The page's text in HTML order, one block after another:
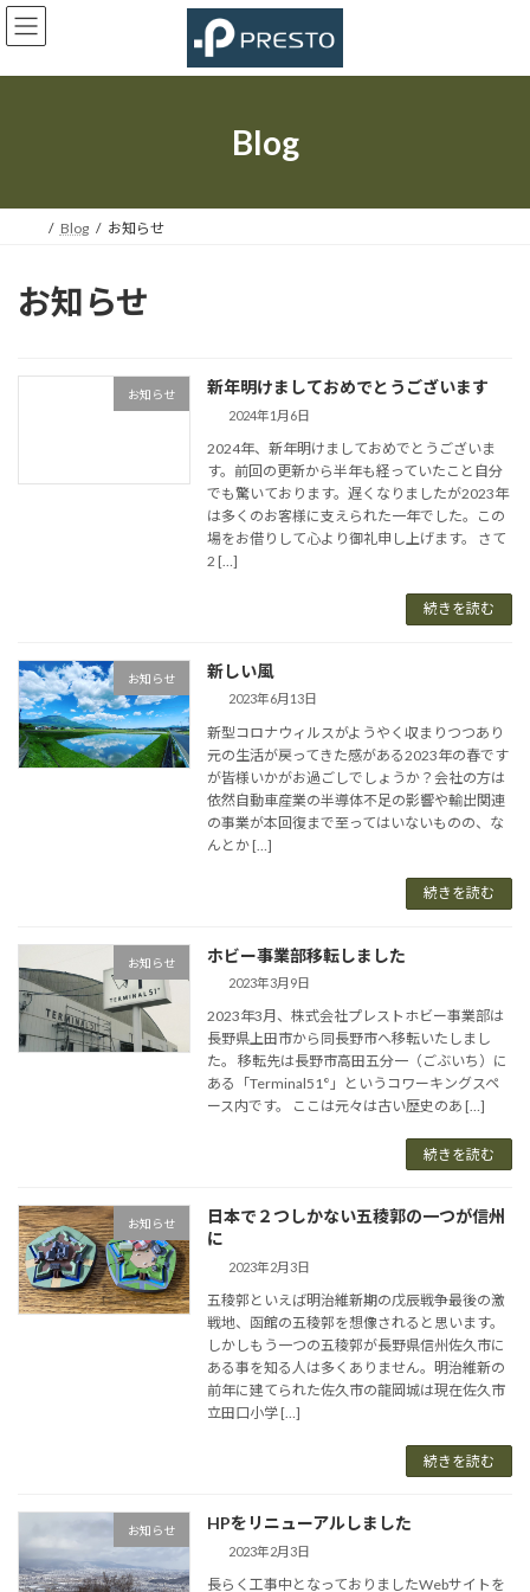
コ
ン
ン
ナ
ビ
ー
Blog
Blog お知らせ
お知らせ
お知らせ 新年明けましておめでとうございます
2024年1月6日
2024年、新年明けましておめでとうございま
す。前回の更新から半年も経っていたこと自分
でも驚いております。遅くなりましたが2023年
は多くのお客様に支えられた一年でした。この
場をお借りして心より御礼申し上げます。 さて
2 […]
続きを読む
お知らせ 新しい風
2023年6月13日
新型コロナウィルスがようやく収まりつつあり
元の生活が戻ってきた感がある2023年の春です
が皆様いかがお過ごしでしょうか？会社の方は
依然自動車産業の半導体不足の影響や輸出関連
の事業が本回復まで至ってはいないものの、な
んとか […]
続きを読む
お知らせ ホビー事業部移転しました
2023年3月9日
2023年3月、株式会社プレストホビー事業部は
長野県上田市から同長野市へ移転いたしまし
た。 移転先は長野市高田五分一（ごぶいち）に
ある「Terminal51°」というコワーキングスペ
ース内です。 ここは元々は古い歴史のあ […]
続きを読む
お知らせ
日本で２つしかない五稜郭の一つが信州
に
2023年2月3日
五稜郭といえば明治維新期の戊辰戦争最後の激
戦地、函館の五稜郭を想像されると思います。
しかしもう一つの五稜郭が長野県信州佐久市に
ある事を知る人は多くありません。明治維新の
前年に建てられた佐久市の龍岡城は現在佐久市
立田口小学 […]
続きを読む
お知らせ HPをリニューアルしました
2023年2月3日
長らく工事中となっておりましたWebサイトを